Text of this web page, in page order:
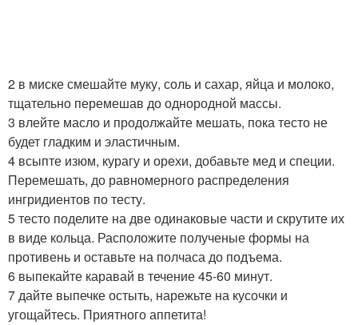
2 в миске смешайте муку, соль и сахар, яйца и молоко,
тщательно перемешав до однородной массы.
3 влейте масло и продолжайте мешать, пока тесто не
будет гладким и эластичным.
4 всыпте изюм, курагу и орехи, добавьте мед и специи.
Перемешать, до равномерного распределения
ингридиентов по тесту.
5 тесто поделите на две одинаковые части и скрутите их
в виде кольца. Расположите полученые формы на
противень и оставьте на полчаса до подъема.
6 выпекайте каравай в течение 45-60 минут.
7 дайте выпечке остыть, нарежьте на кусочки и
угощайтесь. Приятного аппетита!